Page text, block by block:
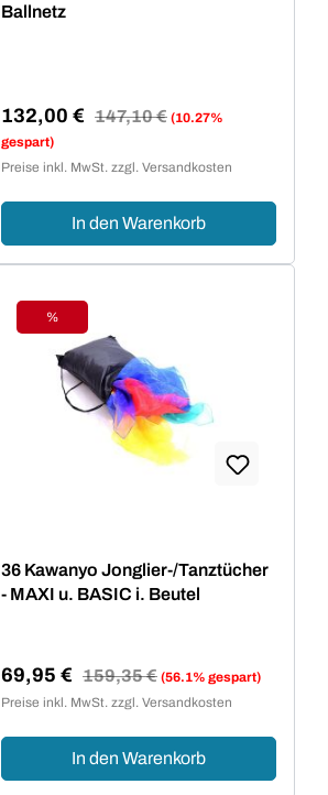
Ballnetz
Verkaufspreis:
132,00 € Regulärer Preis:
147,10 € (10.27%
gespart)
Preise inkl. MwSt. zzgl. Versandkosten
In den Warenkorb
Rabatt
%
36 Kawanyo Jonglier-/Tanztücher
- MAXI u. BASIC i. Beutel
Verkaufspreis:
69,95 € Regulärer Preis:
159,35 € (56.1% gespart)
Preise inkl. MwSt. zzgl. Versandkosten
In den Warenkorb